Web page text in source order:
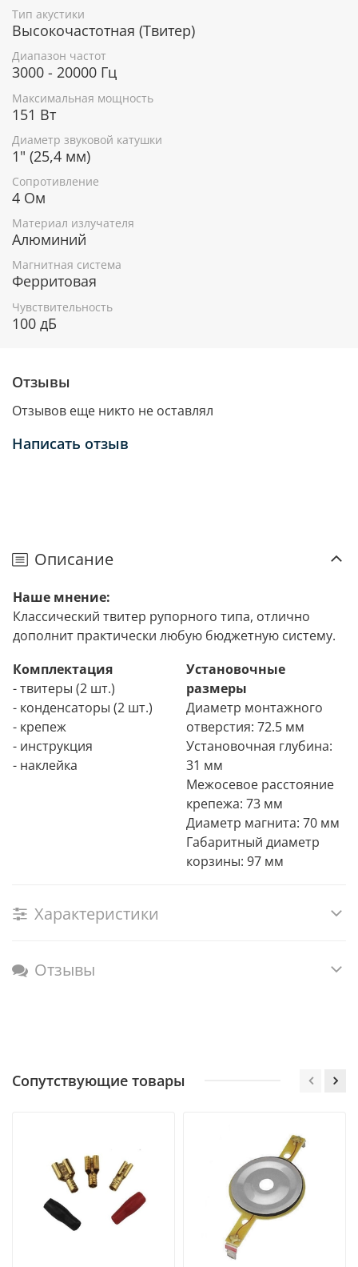
Тип акустики
Высокочастотная (Твитер)
Диапазон частот
3000 - 20000 Гц
Максимальная мощность
151 Вт
Диаметр звуковой катушки
1" (25,4 мм)
Сопротивление
4 Ом
Материал излучателя
Алюминий
Магнитная система
Ферритовая
Чувствительность
100 дБ
Отзывы
Отзывов еще никто не оставлял
Написать отзыв
Описание
Наше мнение:
Классический твитер рупорного типа, отлично
дополнит практически любую бюджетную систему.
Комплектация
- твитеры (2 шт.)
- конденсаторы (2 шт.)
- крепеж
- инструкция
- наклейка
Установочные
размеры
Диаметр монтажного
отверстия: 72.5 мм
Установочная глубина:
31 мм
Межосевое расстояние
крепежа: 73 мм
Диаметр магнита: 70 мм
Габаритный диаметр
корзины: 97 мм
Характеристики
Отзывы
Сопутствующие товары